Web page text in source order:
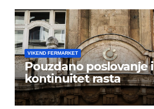
VIKEND FERMARKET
Pouzdano poslovanje i
kontinuitet rasta